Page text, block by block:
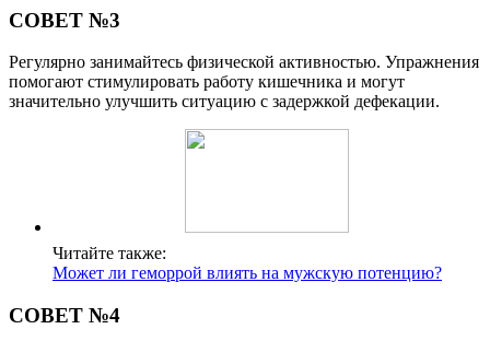
СОВЕТ №3
Регулярно занимайтесь физической активностью. Упражнения
помогают стимулировать работу кишечника и могут
значительно улучшить ситуацию с задержкой дефекации.
Читайте также:
Может ли геморрой влиять на мужскую потенцию?
СОВЕТ №4